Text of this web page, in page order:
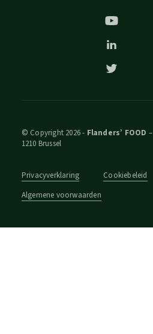
© Copyright 2026 - Flanders’ FOOD
1210 Brussel
Privacyverklaring
Cookiebeleid
Algemene voorwaarden